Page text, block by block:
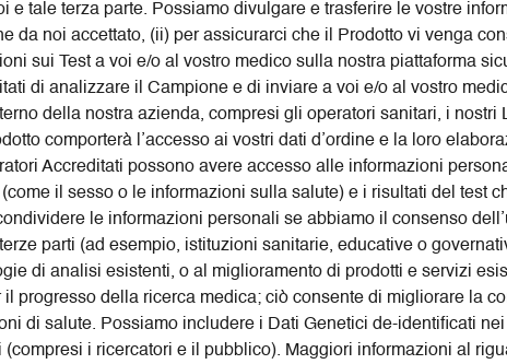
e tale terza parte. Possiamo divulgare e trasferire le vostre
da noi accettato, (ii) per assicurarci che il Prodotto vi venga
sui Test a voi e/o al vostro medico sulla nostra piattaforma
di analizzare il Campione e di inviare a voi e/o al vostro
della nostra azienda, compresi gli operatori sanitari, i
comporterà l’accesso ai vostri dati d’ordine e la loro
Accreditati possono avere accesso alle informazioni
il sesso o le informazioni sulla salute) e i risultati del test
le informazioni personali se abbiamo il consenso
parti (ad esempio, istituzioni sanitarie, educative o
di analisi esistenti, o al miglioramento di prodotti e servizi
progresso della ricerca medica; ciò consente di migliorare la
di salute. Possiamo includere i Dati Genetici de-identificati
i ricercatori e il pubblico). Maggiori informazioni al